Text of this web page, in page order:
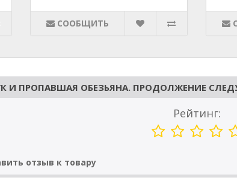
СООБЩИТЬ
И ПРОПАВШАЯ ОБЕЗЬЯНА. ПРОДОЛЖЕНИЕ
Рейтинг:
отзыв к товару